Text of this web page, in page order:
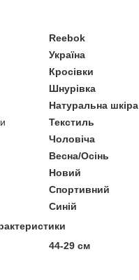
Reebok
Україна
Кросівки
Шнурівка
Натуральна шкіра
Текстиль
Чоловіча
Весна/Осінь
Новий
Спортивний
Синій
44-29 см